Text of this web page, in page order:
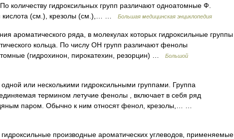
количеству гидроксильных групп различают одноатомные Ф.
кислота (см.), крезолы (см.),… …
Большая медицинская энциклопедия
ароматического ряда, в молекулах которых гидроксильные группы
кольца. По числу ОН групп различают фенолы
(гидрохинон, пирокатехин, резорцин) …
Большой
или несколькими гидроксильными группами. Группа
термином летучие фенолы , включает в себя ряд
паром. Обычно к ним относят фенол, крезолы,… …
производные ароматических углеводов, применяемые